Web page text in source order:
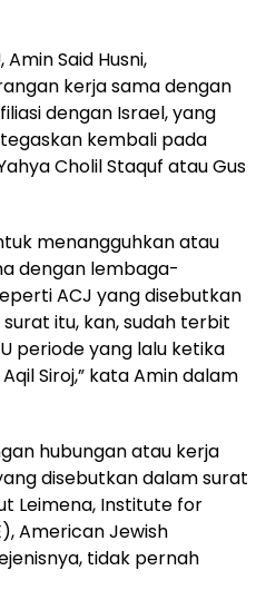
Said Husni,
kerja sama dengan
dengan Israel, yang
kembali pada
Cholil Staquf atau Gus
menangguhkan atau
dengan lembaga-
ACJ yang disebutkan
itu, kan, sudah terbit
periode yang lalu ketika
Siroj,” kata Amin dalam
hubungan atau kerja
disebutkan dalam surat
Leimena, Institute for
American Jewish
tidak pernah